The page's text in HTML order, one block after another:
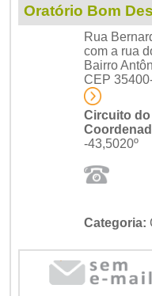
Oratório Bom
Rua
com a rua
Bairro
CEP
Circuito do
-43,5020º
Categoria: